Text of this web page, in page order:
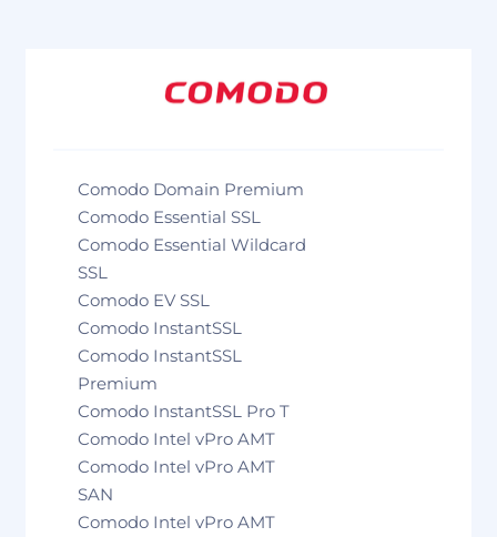
Comodo Domain Premium
Comodo Essential SSL
Comodo Essential Wildcard
SSL
Comodo EV SSL
Comodo InstantSSL
Comodo InstantSSL
Premium
Comodo InstantSSL Pro T
Comodo Intel vPro AMT
Comodo Intel vPro AMT
SAN
Comodo Intel vPro AMT